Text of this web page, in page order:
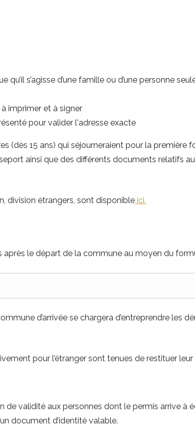
qu’il s’agisse d’une famille ou d’une personne
imprimer et à signer
pour valider l'adresse exacte
(dès 15 ans) qui séjourneraient pour la
ainsi que des différents documents relatifs
division étrangers, sont disponible ici.
le départ de la commune au moyen du
d’arrivée se chargera d’entreprendre les
pour l’étranger sont tenues de restituer
validité aux personnes dont le permis arrive
document d’identité valable.